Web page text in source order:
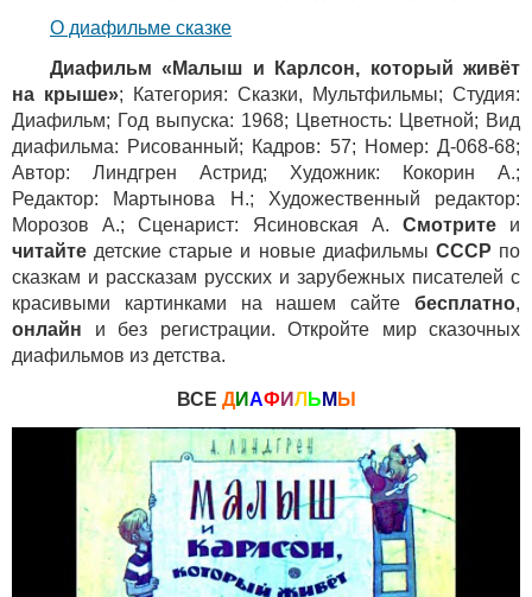
О диафильме сказке
Диафильм «Малыш и Карлсон, который живёт
на крыше»; Категория: Сказки, Мультфильмы; Студия:
Диафильм; Год выпуска: 1968; Цветность: Цветной; Вид
диафильма: Рисованный; Кадров: 57; Номер: Д-068-68;
Автор: Линдгрен Астрид; Художник: Кокорин А.;
Редактор: Мартынова Н.; Художественный редактор:
Морозов А.; Сценарист: Ясиновская А. Смотритеи
читайте детские старые и новые диафильмы СССР по
сказкам и рассказам русских и зарубежных писателей с
красивыми картинками на нашем сайте бесплатно,
онлайн и без регистрации. Откройте мир сказочных
диафильмов из детства.
ВСЕ ДИАФ ИЛ Ь М Ы